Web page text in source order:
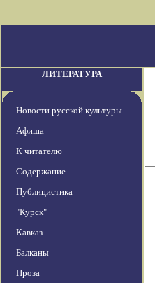
ЛИТЕРАТУРА
Новости русской культуры
Афиша
К читателю
Содержание
Публицистика
"Курск"
Кавказ
Балканы
Проза